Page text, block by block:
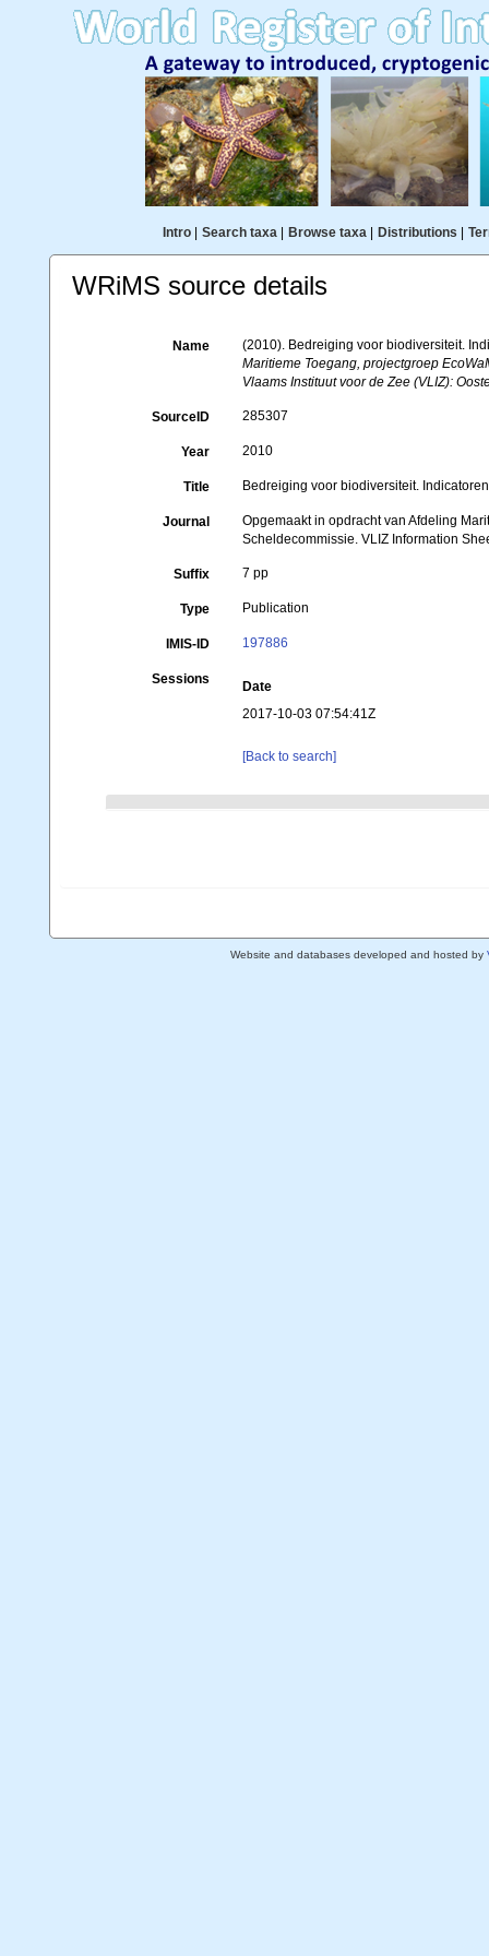
Intro| Search taxa| Browse taxa| Distributions
WRiMS source details
Name
(2010). Bedreiging voor biodiversiteit.
Maritieme Toegang, projectgroep
Vlaams Instituut voor de Zee (VLIZ):
SourceID 285307
Year 2010
Title Bedreiging voor biodiversiteit.
Journal
Opgemaakt in opdracht van Afdeling
Scheldecommissie. VLIZ Information
Suffix 7 pp
Type Publication
IMIS-ID 197886
Sessions
Date
2017-10-03 07:54:41Z
[Back to search]
Website and databases developed and hosted by